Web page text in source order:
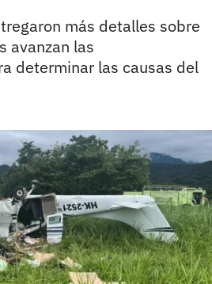
más detalles sobre
avanzan las
determinar las causas del